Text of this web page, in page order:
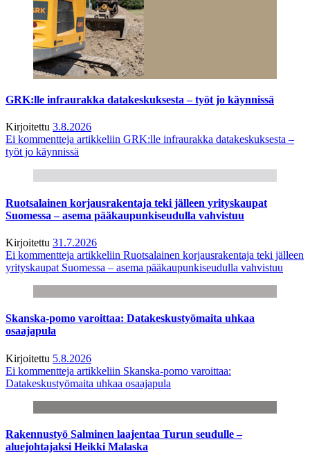
GRK:lle infraurakka datakeskuksesta – työt jo käynnissä
Kirjoitettu 3.8.2026
Ei kommentteja artikkeliin GRK:lle infraurakka datakeskuksesta –
työt jo käynnissä
Ruotsalainen korjausrakentaja teki jälleen yrityskaupat
Suomessa – asema pääkaupunkiseudulla vahvistuu
Kirjoitettu 31.7.2026
Ei kommentteja artikkeliin Ruotsalainen korjausrakentaja teki jälleen
yrityskaupat Suomessa – asema pääkaupunkiseudulla vahvistuu
Skanska-pomo varoittaa: Datakeskustyömaita uhkaa
osaajapula
Kirjoitettu 5.8.2026
Ei kommentteja artikkeliin Skanska-pomo varoittaa:
Datakeskustyömaita uhkaa osaajapula
Rakennustyö Salminen laajentaa Turun seudulle –
aluejohtajaksi Heikki Malaska